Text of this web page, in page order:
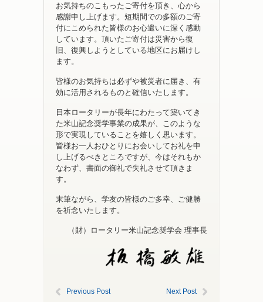
お気持ちのこもったご寄付を頂き、心から
感謝申し上げます。短期間での多額のご寄
付にこめられた皆様のお心遣いに深く感動
しています。頂いたご寄付は災害から復
旧、復興しようとしている地区にお届けし
ます。
皆様のお気持ちは必ずや被災者に届き、有
効に活用されるものと確信いたします。
日本ロータリーが長年にわたって築いてき
た米山記念奨学事業の成果が、このような
形で実現していることを嬉しく思います。
皆様お一人おひとりにお会いしてお礼を申
し上げるべきところですが、今はそれもか
なわず、書面の御礼で失礼させて頂きま
す。
末筆ながら、学友の皆様のご多幸、ご健勝
を祈念いたします。
（財）ロータリー米山記念奨学会 理事長
Previous Post Next Post